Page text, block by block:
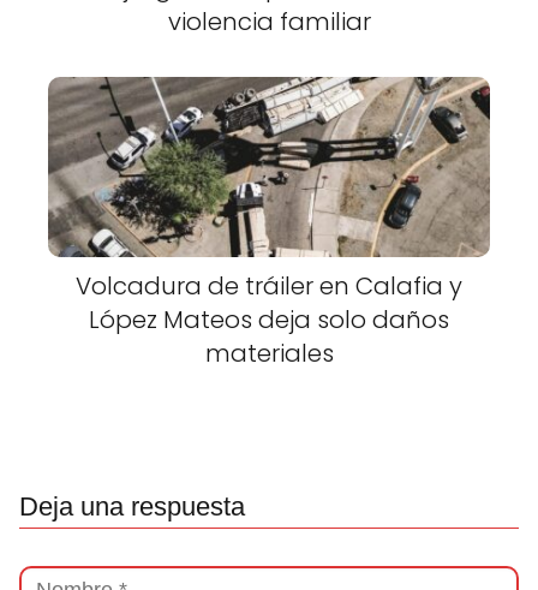
violencia familiar
Volcadura de tráiler en Calafia y
López Mateos deja solo daños
materiales
Deja una respuesta